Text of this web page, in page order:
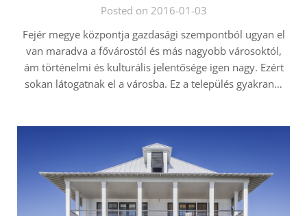
Posted on 2016-01-03
Fejér megye központja gazdasági szempontból ugyan el
van maradva a fővárostól és más nagyobb városoktól,
ám történelmi és kulturális jelentősége igen nagy. Ezért
sokan látogatnak el a városba. Ez a település gyakran…